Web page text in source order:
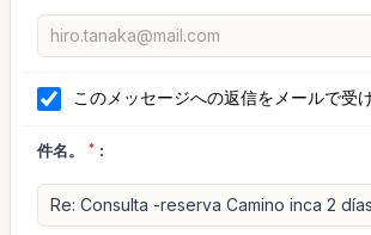
このメッセージへの返信をメールで受け
件名。 * :